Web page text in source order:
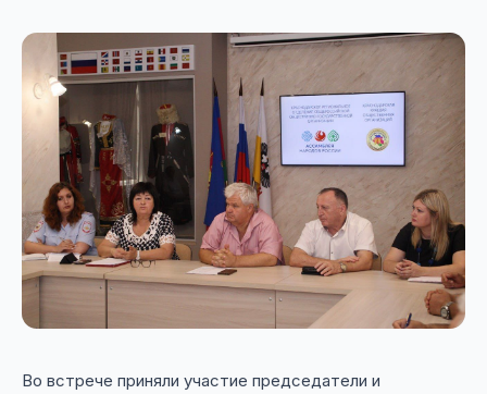
Во встрече приняли участие председатели и